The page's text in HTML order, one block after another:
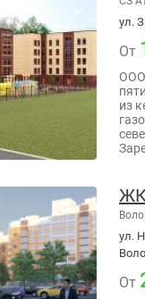
ул.
От
ООО
из
ЖК
ул.
От